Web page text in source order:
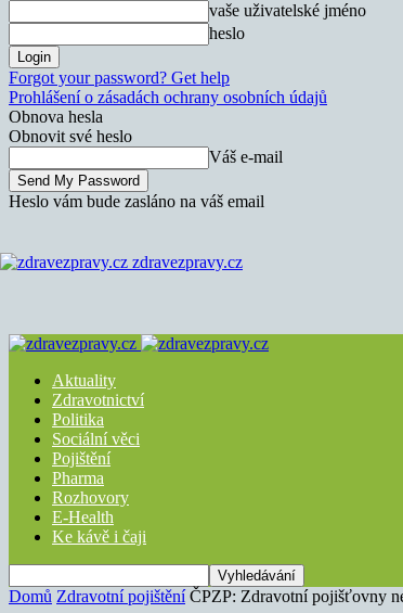
vaše uživatelské jméno
heslo
Forgot your password? Get help
Prohlášení o zásadách ochrany osobních údajů
Obnova hesla
Obnovit své heslo
Váš e-mail
Heslo vám bude zasláno na váš email
zdravezpravy.cz
Aktuality
Zdravotnictví
Politika
Sociální věci
Pojištění
Pharma
Rozhovory
E-Health
Ke kávě i čaji
Domů Zdravotní pojištění ČPZP: Zdravotní pojišťovny